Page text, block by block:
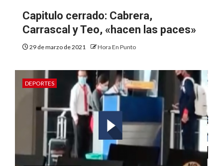
Capitulo cerrado: Cabrera,
Carrascal y Teo, «hacen las paces»
29 de marzo de 2021 Hora En Punto
DEPORTES